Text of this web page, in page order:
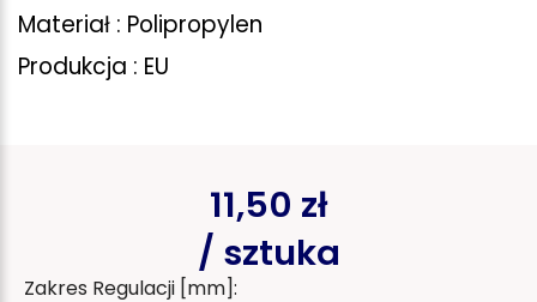
Materiał : Polipropylen
Produkcja : EU
11,50 zł
/ sztuka
Zakres Regulacji [mm]: